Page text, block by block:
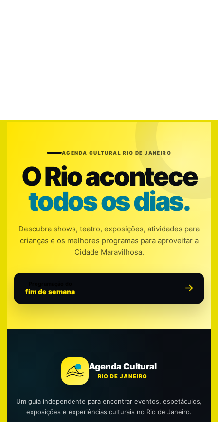
AGENDA CULTURAL RIO DE JANEIRO
O Rio acontece
todos os dias.
Descubra shows, teatro, exposições, atividades para
crianças e os melhores programas para aproveitar a
Cidade Maravilhosa.
fim de semana
Agenda Cultural
RIO DE JANEIRO
Um guia independente para encontrar eventos, espetáculos,
exposições e experiências culturais no Rio de Janeiro.